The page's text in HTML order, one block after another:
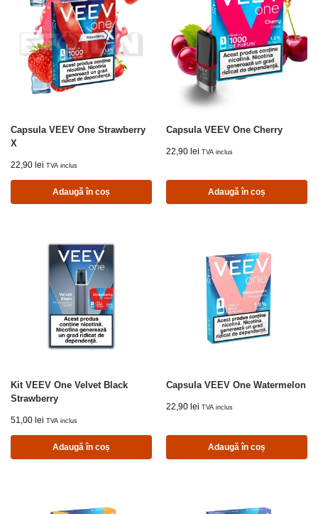
Capsula VEEV One Strawberry
X
22,90 lei TVA inclus
Adaugă în coș
Capsula VEEV One Cherry
22,90 lei TVA inclus
Adaugă în coș
Kit VEEV One Velvet Black
Strawberry
51,00 lei TVA inclus
Adaugă în coș
Capsula VEEV One Watermelon
22,90 lei TVA inclus
Adaugă în coș